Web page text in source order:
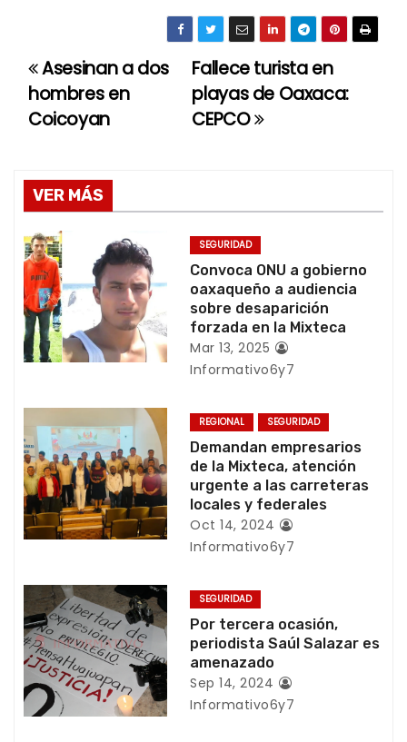
N
a
e
g
a
c
i
n
d
e
e
t
r
a
d
Fallece turista en
playas de Oaxaca:
CEPCO
Asesinan a dos
hombres en
Coicoyan
VER MÁS
SEGURIDAD
Convoca ONU a gobierno
oaxaqueño a audiencia
sobre desaparición
forzada en la Mixteca
Mar 13, 2025
Informativo6y7
REGIONAL SEGURIDAD
Demandan empresarios
de la Mixteca, atención
urgente a las carreteras
locales y federales
Oct 14, 2024
Informativo6y7
SEGURIDAD
Por tercera ocasión,
periodista Saúl Salazar es
amenazado
Sep 14, 2024
Informativo6y7